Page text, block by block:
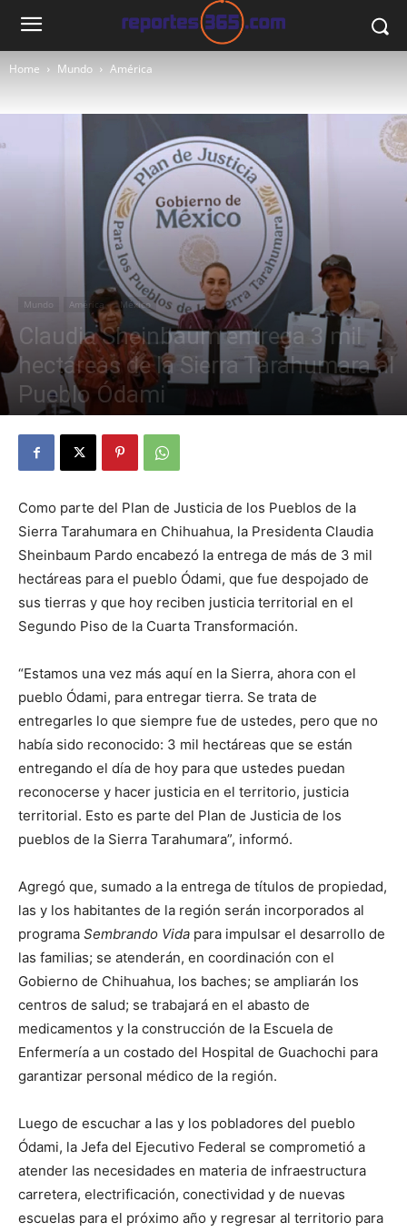
Home Mundo América
Mundo América México
Claudia Sheinbaum entrega 3 mil
hectáreas de la Sierra Tarahumara al
Pueblo Ódami
Como parte del Plan de Justicia de los Pueblos de la
Sierra Tarahumara en Chihuahua, la Presidenta Claudia
Sheinbaum Pardo encabezó la entrega de más de 3 mil
hectáreas para el pueblo Ódami, que fue despojado de
sus tierras y que hoy reciben justicia territorial en el
Segundo Piso de la Cuarta Transformación.
“Estamos una vez más aquí en la Sierra, ahora con el
pueblo Ódami, para entregar tierra. Se trata de
entregarles lo que siempre fue de ustedes, pero que no
había sido reconocido: 3 mil hectáreas que se están
entregando el día de hoy para que ustedes puedan
reconocerse y hacer justicia en el territorio, justicia
territorial. Esto es parte del Plan de Justicia de los
pueblos de la Sierra Tarahumara”, informó.
Agregó que, sumado a la entrega de títulos de propiedad,
las y los habitantes de la región serán incorporados al
programa Sembrando Vida para impulsar el desarrollo de
las familias; se atenderán, en coordinación con el
Gobierno de Chihuahua, los baches; se ampliarán los
centros de salud; se trabajará en el abasto de
medicamentos y la construcción de la Escuela de
Enfermería a un costado del Hospital de Guachochi para
garantizar personal médico de la región.
Luego de escuchar a las y los pobladores del pueblo
Ódami, la Jefa del Ejecutivo Federal se comprometió a
atender las necesidades en materia de infraestructura
carretera, electrificación, conectividad y de nuevas
escuelas para el próximo año y regresar al territorio para